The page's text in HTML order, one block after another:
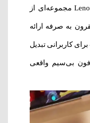
Lenovo ThinkPlus LivePods LP8 Pro مجموعه‌ای از
به صرفه ارائه
کاربرانی تبدیل
بی‌سیم واقعی